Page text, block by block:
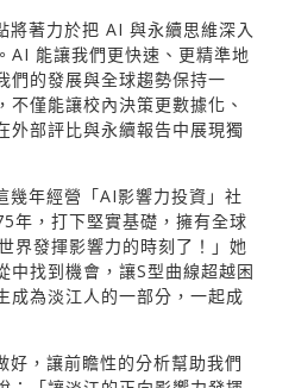
將著力於把 AI 與永續思維深入
AI 能讓我們更快速、更精準地
們的發展與全球趨勢保持一
僅能讓校內決策更數據化、
外部評比與永續報告中展現獨
幾年經營「AI影響力投資」社
年，打下堅實基礎，擁有全球
界發揮影響力的時刻了！」她
中找到機會，讓S型曲線超越困
成為淡江人的一部分，一起成
好，讓前瞻性的分析幫助我們